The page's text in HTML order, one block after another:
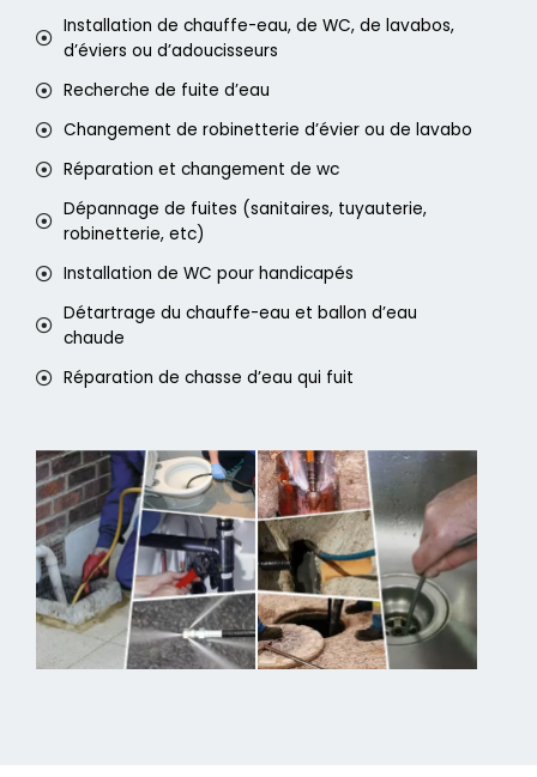
Installation de chauffe-eau, de WC, de lavabos,
d’éviers ou d’adoucisseurs
Recherche de fuite d’eau
Changement de robinetterie d’évier ou de lavabo
Réparation et changement de wc
Dépannage de fuites (sanitaires, tuyauterie,
robinetterie, etc)
Installation de WC pour handicapés
Détartrage du chauffe-eau et ballon d’eau
chaude
Réparation de chasse d’eau qui fuit